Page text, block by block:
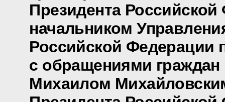
Президента
начальником
Российской Федерации
с обращениями граждан
Михаилом